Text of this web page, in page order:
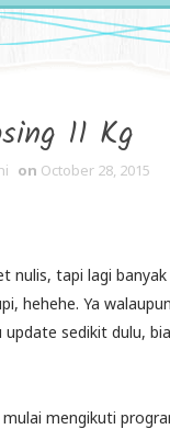
11 Kg
on October 28, 2015
nulis, tapi lagi
hehehe. Ya
update sedikit dulu,
mengikuti